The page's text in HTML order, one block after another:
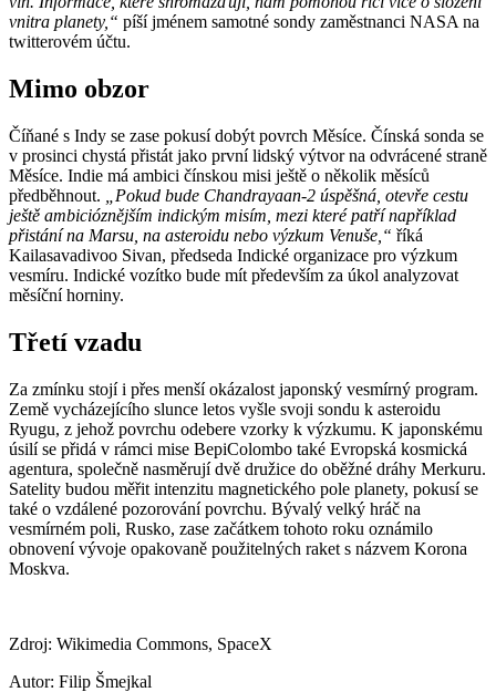
vnitra planety,“ píší jménem samotné sondy zaměstnanci NASA na
twitterovém účtu.
Mimo obzor
Číňané s Indy se zase pokusí dobýt povrch Měsíce. Čínská sonda se
v prosinci chystá přistát jako první lidský výtvor na odvrácené straně
Měsíce. Indie má ambici čínskou misi ještě o několik měsíců
předběhnout.
„Pokud bude Chandrayaan-2 úspěšná, otevře cestu
ještě ambicióznějším indickým misím, mezi které patří například
přistání na Marsu, na asteroidu nebo výzkum Venuše,“ říká
Kailasavadivoo Sivan, předseda Indické organizace pro výzkum
vesmíru. Indické vozítko bude mít především za úkol analyzovat
měsíční horniny.
Třetí vzadu
Za zmínku stojí i přes menší okázalost japonský vesmírný program.
Země vycházejícího slunce letos vyšle svoji sondu k asteroidu
Ryugu, z jehož povrchu odebere vzorky k výzkumu. K japonskému
úsilí se přidá v rámci mise BepiColombo také Evropská kosmická
agentura, společně nasměrují dvě družice do oběžné dráhy Merkuru.
Satelity budou měřit intenzitu magnetického pole planety, pokusí se
také o vzdálené pozorování povrchu. Bývalý velký hráč na
vesmírném poli, Rusko, zase začátkem tohoto roku oznámilo
obnovení vývoje opakovaně použitelných raket s názvem Korona
Moskva.
Zdroj: Wikimedia Commons, SpaceX
Autor: Filip Šmejkal